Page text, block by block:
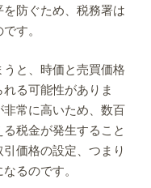
防ぐため、税務署は
す。
と、時価と売買価格
る可能性がありま
常に高いため、数百
税金が発生すること
価格の設定、つまり
るのです。